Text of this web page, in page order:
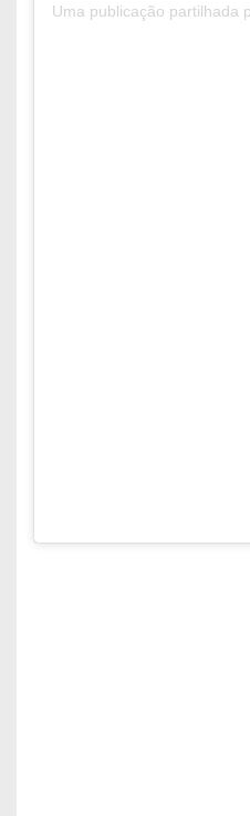
Uma publicação partilhada